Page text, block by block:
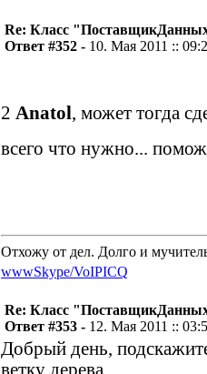
Re: Класс
Ответ #352 - 10. Мая 2011 ::
2 Anatol , может тогда
всего что нужно...
Отхожу от дел. Долго и
wwwSkype/VoIPICQ
Re: Класс
Ответ #353 - 12. Мая 2011 ::
Добрый день,
ветку дерева